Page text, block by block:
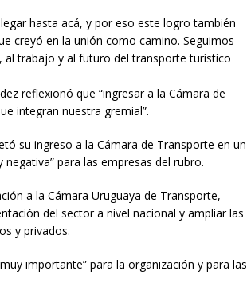
hasta acá, y por eso este logro también
creyó en la unión como camino. Seguimos
trabajo y al futuro del transporte turístico
reflexionó que “ingresar a la Cámara de
integran nuestra gremial”.
su ingreso a la Cámara de Transporte en un
para las empresas del rubro.
a la Cámara Uruguaya de Transporte,
del sector a nivel nacional y ampliar las
y privados.
importante” para la organización y para las